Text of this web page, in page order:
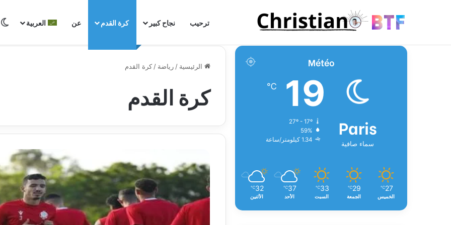
ترحيب نجاح كبير كرة القدم عن العربية
الرئيسية / رياضة / كرة القدم
كرة القدم
Météo
Paris
سماء صافية
19
℃
27º - 17º
59%
1.34 كيلومتر/ساعة
27
℃
الخميس
29
℃
الجمعة
33
℃
السبت
37
℃
الأحد
32
℃
الأثنين